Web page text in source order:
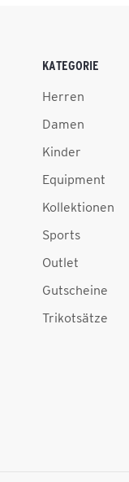
KATEGORIE
Herren
Damen
Kinder
Equipment
Kollektionen
Sports
Outlet
Gutscheine
Trikotsätze